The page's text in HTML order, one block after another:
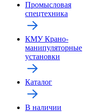
Промысловая
спецтехника
КМУ Крано-
манипуляторные
установки
Каталог
В наличии